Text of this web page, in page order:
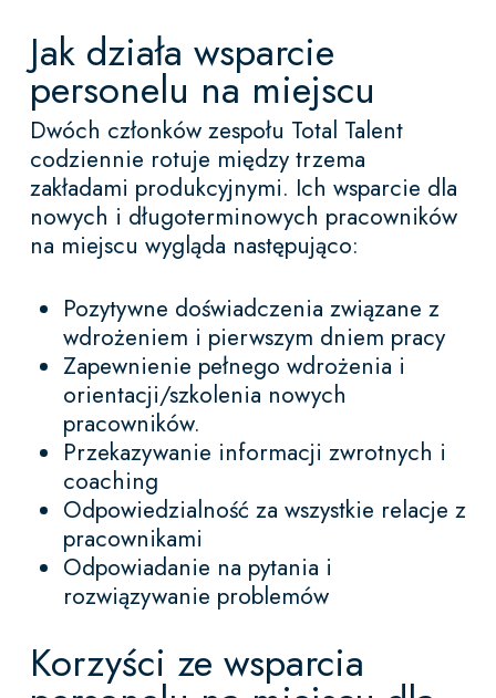
Jak działa wsparcie
personelu na miejscu
Dwóch członków zespołu Total Talent
codziennie rotuje między trzema
zakładami produkcyjnymi. Ich wsparcie dla
nowych i długoterminowych pracowników
na miejscu wygląda następująco:
Pozytywne doświadczenia związane z
wdrożeniem i pierwszym dniem pracy
Zapewnienie pełnego wdrożenia i
orientacji/szkolenia nowych
pracowników.
Przekazywanie informacji zwrotnych i
coaching
Odpowiedzialność za wszystkie relacje z
pracownikami
Odpowiadanie na pytania i
rozwiązywanie problemów
Korzyści ze wsparcia